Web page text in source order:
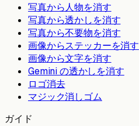
写真から人物を消す
写真から透かしを消す
写真から不要物を消す
画像からステッカーを消す
画像から文字を消す
Gemini の透かしを消す
ロゴ消去
マジック消しゴム
ガイド